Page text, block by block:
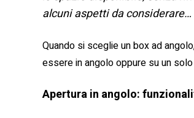
alcuni aspetti da considerare…
Quando si sceglie un box ad
essere in angolo oppure su un
Apertura in angolo: